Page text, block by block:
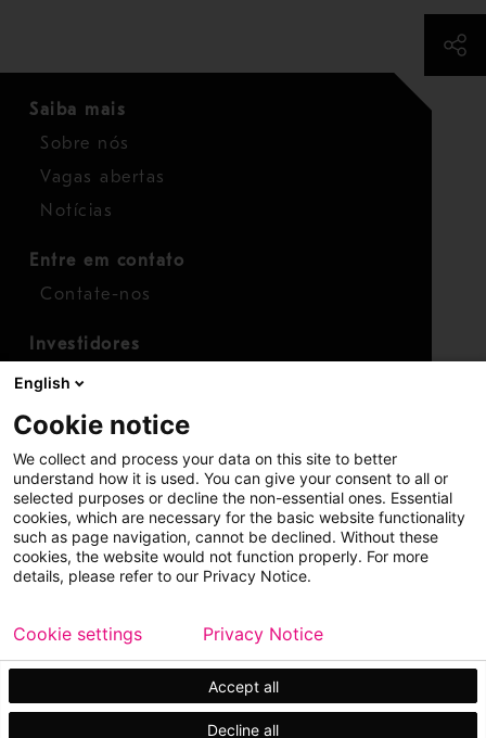
Saiba mais
Sobre nós
Vagas abertas
Notícias
Entre em contato
Contate-nos
Investidores
Calendário para investidores
Finanças
Aviso legal
Política de privacidade
Marcas registradas
English
Cookie notice
We collect and process your data on this site to better
understand how it is used. You can give your consent to all or
selected purposes or decline the non-essential ones. Essential
cookies, which are necessary for the basic website functionality
such as page navigation, cannot be declined. Without these
cookies, the website would not function properly. For more
details, please refer to our Privacy Notice.
Accept all
Decline all
Cookie settings Privacy Notice